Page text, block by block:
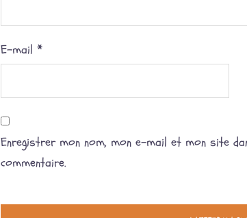
E-mail *
Enregistrer mon nom, mon e-mail et mon site
commentaire.